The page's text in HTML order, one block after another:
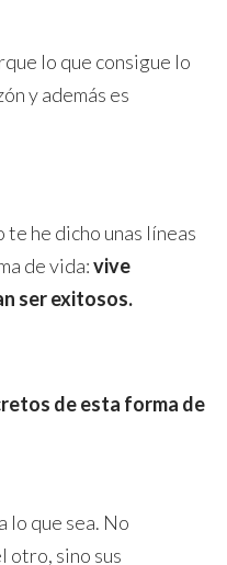
lo que consigue lo
y además es
te he dicho unas líneas
de vida:vive
ser exitosos.
de esta forma de
que sea. No
otro, sino sus